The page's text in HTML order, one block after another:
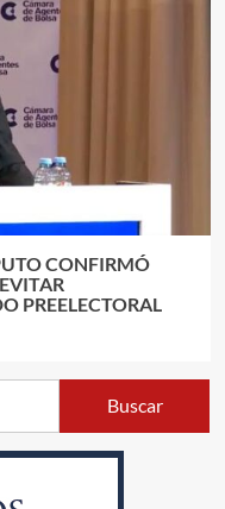
CONFIRMÓ
PREELECTORAL